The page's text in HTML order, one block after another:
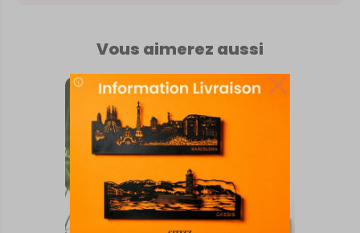
Vous aimerez aussi